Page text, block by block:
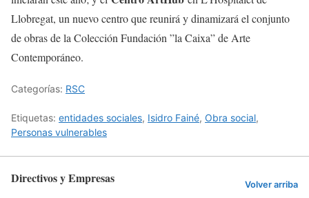
Llobregat, un nuevo centro que reunirá y dinamizará el conjunto
de obras de la Colección Fundación ”la Caixa” de Arte
Contemporáneo.
Categorías: RSC
Etiquetas: entidades sociales, Isidro Fainé, Obra social,
Personas vulnerables
Directivos y Empresas Volver arriba